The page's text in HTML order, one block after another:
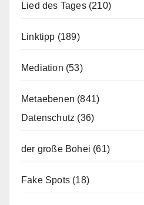
Lied des Tages(210)
Linktipp (189)
Mediation (53)
Metaebenen (841)
Datenschutz (36)
der große Bohei (61)
Fake Spots (18)